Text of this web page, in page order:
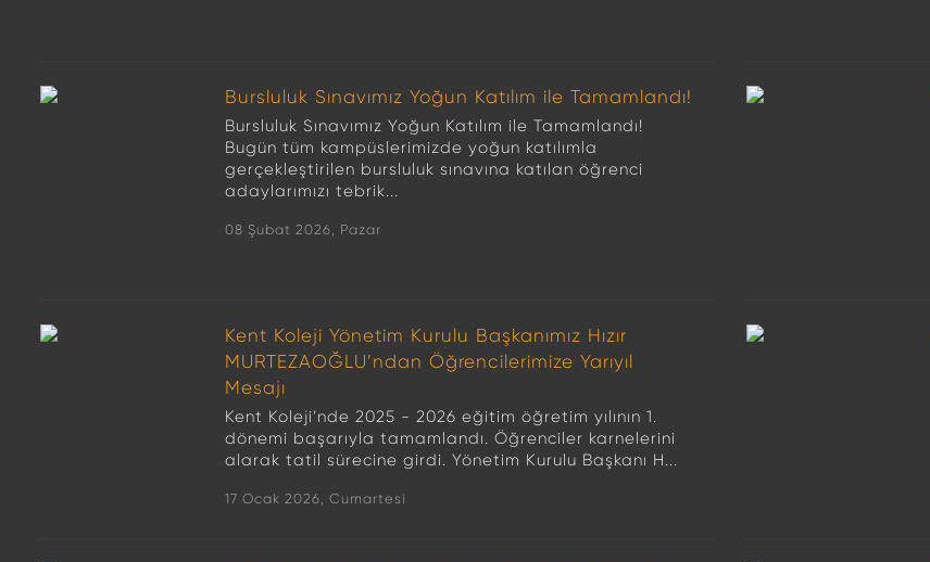
Bursluluk Sınavımız Yoğun Katılım ile Tamamlandı!
Bursluluk Sınavımız Yoğun Katılım ile Tamamlandı!
Bugün tüm kampüslerimizde yoğun katılımla
gerçekleştirilen bursluluk sınavına katılan öğrenci
adaylarımızı tebrik...
08 Şubat 2026, Pazar
Kent Koleji Yönetim Kurulu Başkanımız Hızır
MURTEZAOĞLU’ndan Öğrencilerimize Yarıyıl
Mesajı
Kent Koleji’nde 2025 - 2026 eğitim öğretim yılının 1.
dönemi başarıyla tamamlandı. Öğrenciler karnelerini
alarak tatil sürecine girdi. Yönetim Kurulu Başkanı H...
17 Ocak 2026, Cumartesi